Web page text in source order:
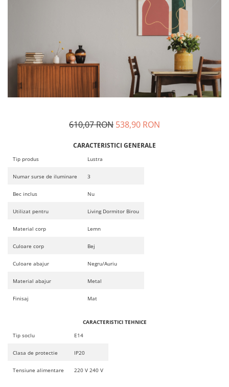
610,07 RON 538,90 RON
CARACTERISTICI GENERALE
Tip produs Lustra
Numar surse de iluminare 3
Bec inclus Nu
Utilizat pentru Living Dormitor Birou
Material corp Lemn
Culoare corp Bej
Culoare abajur Negru/Auriu
Material abajur Metal
Finisaj Mat
CARACTERISTICI TEHNICE
Tip soclu
E14
Clasa de protectie IP20
Tensiune alimentare 220 V 240 V